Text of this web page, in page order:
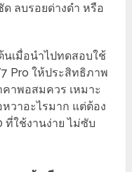
ลบรอยด่างดำ หรือ
เมื่อนำไปทดสอบใช้
Pro ให้ประสิทธิภาพ
าพอสมควร เหมาะ
วาอะไรมาก แต่ต้อง
ที่ใช้งานง่าย ไม่ซับ